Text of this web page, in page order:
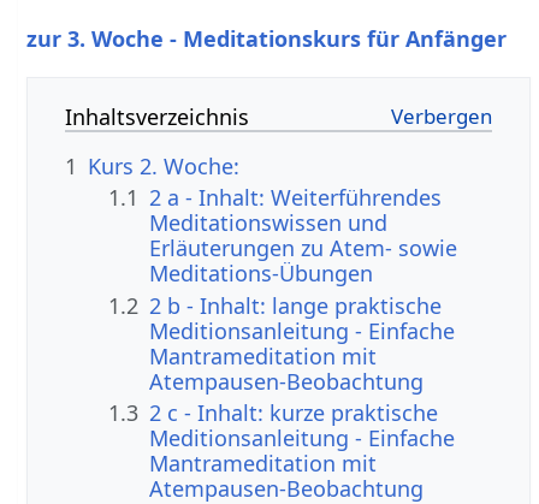
zur 3. Woche - Meditationskurs für Anfänger
Inhaltsverzeichnis
1 Kurs 2. Woche:
1.1 2 a - Inhalt: Weiterführendes
Meditationswissen und
Erläuterungen zu Atem- sowie
Meditations-Übungen
1.2 2 b - Inhalt: lange praktische
Meditionsanleitung - Einfache
Mantrameditation mit
Atempausen-Beobachtung
1.3 2 c - Inhalt: kurze praktische
Meditionsanleitung - Einfache
Mantrameditation mit
Atempausen-Beobachtung